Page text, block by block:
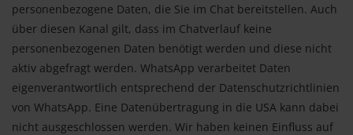
personenbezogene Daten, die Sie im Chat bereitstellen. Auch
über diesen Kanal gilt, dass im Chatverlauf keine
personenbezogenen Daten benötigt werden und diese nicht
aktiv abgefragt werden. WhatsApp verarbeitet Daten
eigenverantwortlich entsprechend der Datenschutzrichtlinien
von WhatsApp. Eine Datenübertragung in die USA kann dabei
nicht ausgeschlossen werden. Wir haben keinen Einfluss auf